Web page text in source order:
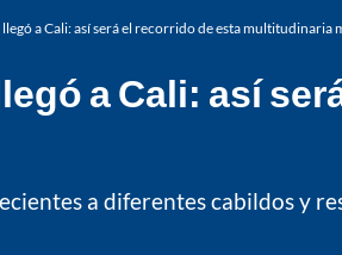
llegó a Cali: así será el recorrido de esta multitudinaria
a Cali: así
a diferentes cabildos y